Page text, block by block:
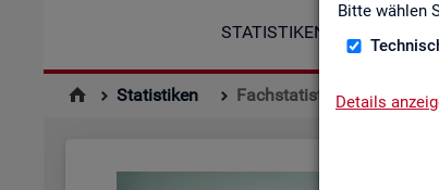
Bitte wählen
Details
STATISTIKEN
Statistiken Fachstatistiken